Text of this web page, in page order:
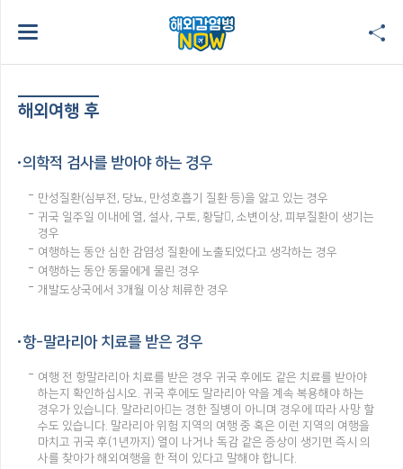
해외여행 후
의학적 검사를 받아야 하는 경우
만성질환(심부전, 당뇨, 만성호흡기 질환 등)을 앓고 있는 경우
귀국 일주일 이내에 열, 설사, 구토, 황달, 소변이상, 피부질환이 생기는
경우
여행하는 동안 심한 감염성 질환에 노출되었다고 생각하는 경우
여행하는 동안 동물에게 물린 경우
개발도상국에서 3개월 이상 체류한 경우
항-말라리아 치료를 받은 경우
여행 전 항말라리아 치료를 받은 경우 귀국 후에도 같은 치료를 받아야
하는지 확인하십시오. 귀국 후에도 말라리아 약을 계속 복용해야 하는
경우가 있습니다. 말라리아는 경한 질병이 아니며 경우에 따라 사망 할
수도 있습니다. 말라리아 위험 지역의 여행 중 혹은 이런 지역의 여행을
마치고 귀국 후(1년까지) 열이 나거나 독감 같은 증상이 생기면 즉시 의
사를 찾아가 해외여행을 한 적이 있다고 말해야 합니다.